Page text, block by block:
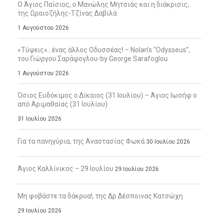
Ο Άγιος Παΐσιος, ο Μανώλης Μητσιάς και η διάκρισις,
της Ωραιοζήλης-Τζίνας Δαβιλά
1 Αυγούστου 2026
«Τύψεις»…ένας άλλος Οδυσσέας! – Nolan’s “Odysseus”,
του Γιώργου Σαράφογλου-by George Sarafoglou
1 Αυγούστου 2026
Όσιος Ευδόκιμος ο Δίκαιος (31 Ιουλίου) – Άγιος Ιωσήφ ο
από Αριμαθαίας (31 Ιουλίου)
31 Ιουλίου 2026
Για τα πανηγύρια, της Αναστασίας Φωκά 30 Ιουλίου 2026
Άγιος Καλλίνικος – 29 Ιουλίου 29 Ιουλίου 2026
Μη φοβάστε τα δάκρυα!, της Δρ Δέσποινας Κατσώχη
29 Ιουλίου 2026